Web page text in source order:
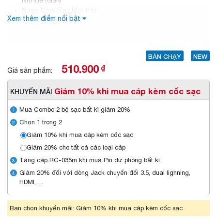
Sạc tốc độ cao
Xem thêm điểm nổi bật
BÁN CHẠY
NEW
Giá sản phẩm:
510.900₫
KHUYẾN MÃI Giảm 10% khi mua cáp kèm cốc sạc
1 Mua Combo 2 bộ sạc bất kì giảm 20%
2
Chọn 1 trong 2
Giảm 10% khi mua cáp kèm cốc sạc
Giảm 20% cho tất cả các loại cáp
3 Tặng cáp RC-035m khi mua Pin dự phòng bất kì
4
Giảm 20% đối với dòng Jack chuyển đổi 3.5, dual lighning,
HDMI,….
Bạn chọn khuyến mãi: Giảm 10% khi mua cáp kèm cốc sạc